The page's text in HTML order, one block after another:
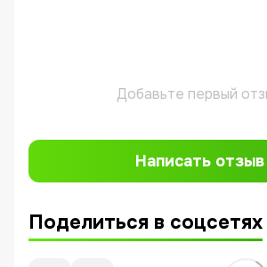
Добавьте первый
Написать отзыв
Поделиться в соцсетях